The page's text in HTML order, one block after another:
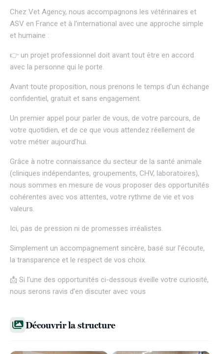
Chez Vet Agency, nous accompagnons les vétérinaires et
ASV en France et à l’international avec une approche simple
et humaine :
👉 un projet professionnel doit avant tout être en accord
avec la personne qui le porte.
Avant toute proposition, nous prenons le temps d’un échange
confidentiel, gratuit et sans engagement.
Un premier appel pour parler de vous, de votre parcours, de
votre quotidien, et de ce que vous attendez réellement de
votre métier aujourd’hui.
Grâce à notre connaissance du secteur de la santé animale
(cliniques indépendantes, groupements, CHV, laboratoires),
nous sommes en mesure de vous proposer des opportunités
cohérentes avec vos attentes, votre rythme de vie et vos
valeurs.
Ici, pas de pression ni de promesses irréalistes.
Simplement un accompagnement sincère, basé sur l’écoute,
la transparence et le respect de vos choix.
📩 Si l’une des opportunités ci-dessous éveille votre curiosité,
nous serons ravis d’en discuter avec vous
Découvrir la structure